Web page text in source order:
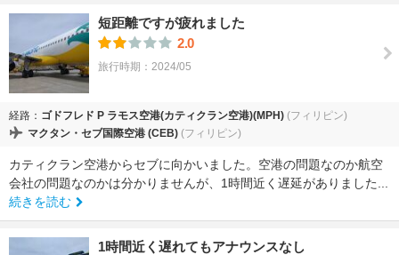
短距離ですが疲れました
2.0
旅行時期：2024/05
経路： ゴドフレド P ラモス空港(カティクラン空港)(MPH) (フィリピン)
マクタン・セブ国際空港 (CEB) (フィリピン)
カティクラン空港からセブに向かいました。空港の問題なのか航空
会社の問題なのかは分かりませんが、1時間近く遅延がありました...
続きを読む
1時間近く遅れてもアナウンスなし